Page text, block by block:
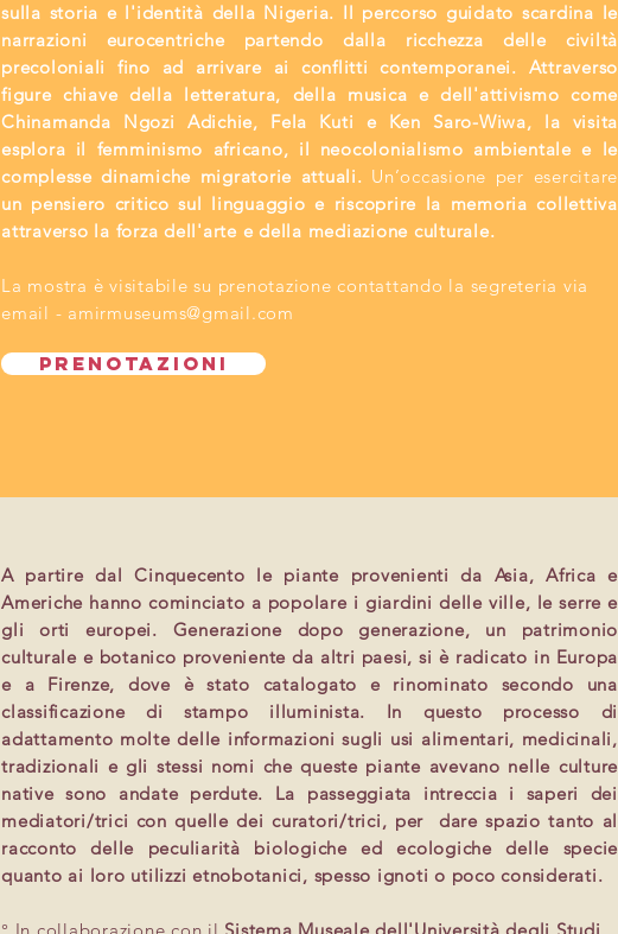
sulla storia e l'identità della Nigeria. Il percorso guidato scardina le
narrazioni eurocentriche partendo dalla ricchezza delle civiltà
precoloniali fino ad arrivare ai conflitti contemporanei. Attraverso
figure chiave della letteratura, della musica e dell'attivismo come
Chinamanda Ngozi Adichie, Fela Kuti e Ken Saro-Wiwa, la visita
esplora il femminismo africano, il neocolonialismo ambientale e le
complesse dinamiche migratorie attuali. Un’occasione per esercitare
un pensiero critico sul linguaggio e riscoprire la memoria collettiva
attraverso la forza dell'arte e della mediazione culturale.
La mostra è visitabile su prenotazione contattando la segreteria via
email - amirmuseums@gmail.com
PRENOTAZIONI
A partire dal Cinquecento le piante provenienti da Asia, Africa e
Americhe hanno cominciato a popolare i giardini delle ville, le serre e
gli orti europei. Generazione dopo generazione, un patrimonio
culturale e botanico proveniente da altri paesi, si è radicato in Europa
e a Firenze, dove è stato catalogato e rinominato secondo una
classificazione di stampo illuminista. In questo processo di
adattamento molte delle informazioni sugli usi alimentari, medicinali,
tradizionali e gli stessi nomi che queste piante avevano nelle culture
native sono andate perdute. La passeggiata intreccia i saperi dei
mediatori/trici con quelle dei curatori/trici, per dare spazio tanto al
racconto delle peculiarità biologiche ed ecologiche delle specie
quanto ai loro utilizzi etnobotanici, spesso ignoti o poco considerati.